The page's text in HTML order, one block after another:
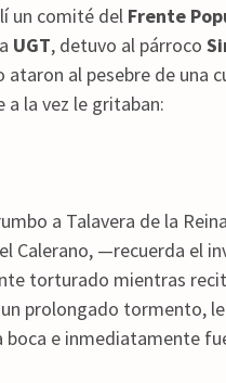
un comité del Frente
UGT, detuvo al párroco
al pesebre de una
a la vez le gritaban:
a Talavera de la
Calerano, —recuerda el
torturado mientras
prolongado tormento,
e inmediatamente